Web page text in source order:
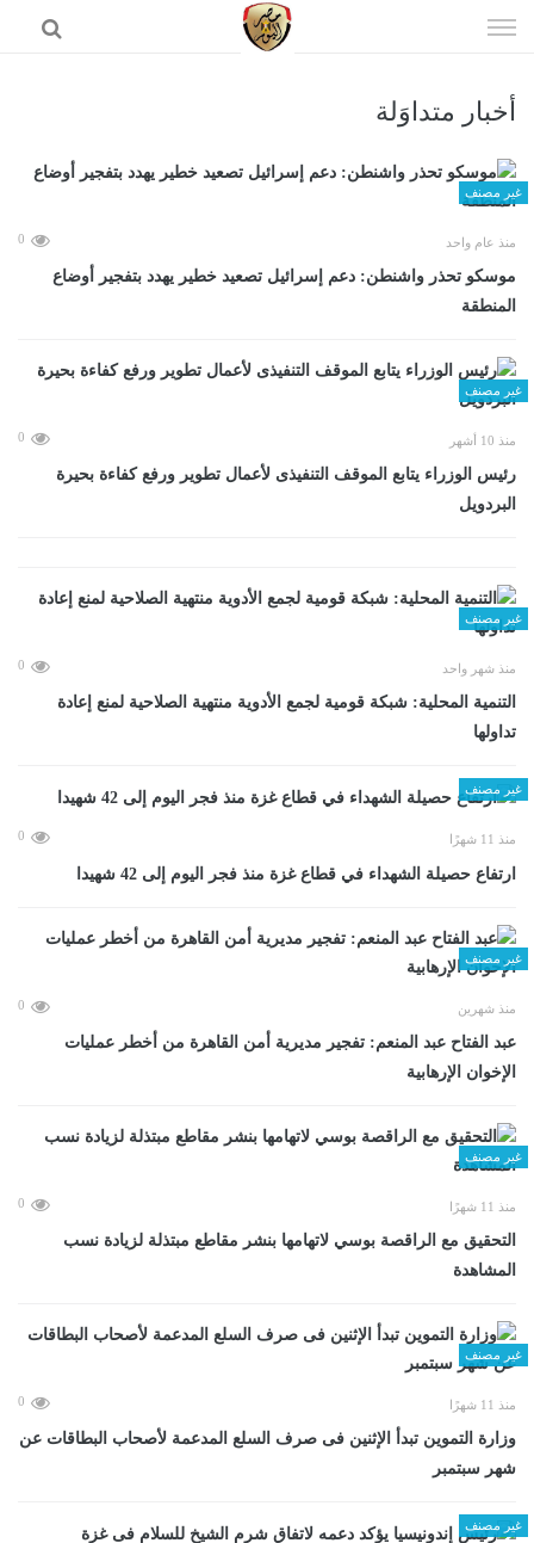
الى
أخبار متداوَلة
غير مصنف
منذ عام واحد 0
موسكو تحذر واشنطن: دعم إسرائيل تصعيد خطير يهدد بتفجير أوضاع
المنطقة
غير مصنف
منذ 10 أشهر 0
رئيس الوزراء يتابع الموقف التنفيذى لأعمال تطوير ورفع كفاءة بحيرة
البردويل
غير مصنف
منذ شهر واحد 0
التنمية المحلية: شبكة قومية لجمع الأدوية منتهية الصلاحية لمنع إعادة
تداولها
غير مصنف
منذ 11 شهرًا 0
ارتفاع حصيلة الشهداء في قطاع غزة منذ فجر اليوم إلى 42 شهيدا
غير مصنف
منذ شهرين 0
عبد الفتاح عبد المنعم: تفجير مديرية أمن القاهرة من أخطر عمليات
الإخوان الإرهابية
غير مصنف
منذ 11 شهرًا 0
التحقيق مع الراقصة بوسي لاتهامها بنشر مقاطع مبتذلة لزيادة نسب
المشاهدة
غير مصنف
منذ 11 شهرًا 0
وزارة التموين تبدأ الإثنين فى صرف السلع المدعمة لأصحاب البطاقات عن
شهر سبتمبر
غير مصنف